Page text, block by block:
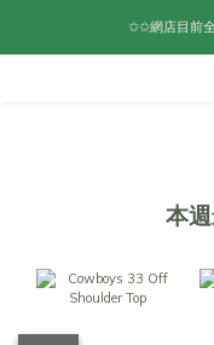
✩✩網店目前
本